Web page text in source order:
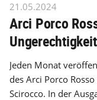
21.05.2024
Arci Porco
Ungerechtigkeit
Jeden Monat
des Arci Porco
Scirocco. In der